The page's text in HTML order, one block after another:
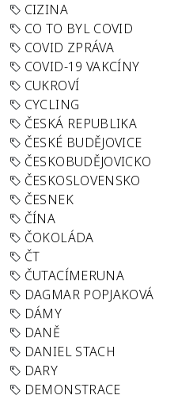
CIZINA
CO TO BYL COVID
COVID ZPRÁVA
COVID-19 VAKCÍNY
CUKROVÍ
CYCLING
ČESKÁ REPUBLIKA
ČESKÉ BUDĚJOVICE
ČESKOBUDĚJOVICKO
ČESKOSLOVENSKO
ČESNEK
ČÍNA
ČOKOLÁDA
ČT
ČUTACÍMERUNA
DAGMAR POPJAKOVÁ
DÁMY
DANĚ
DANIEL STACH
DARY
DEMONSTRACE